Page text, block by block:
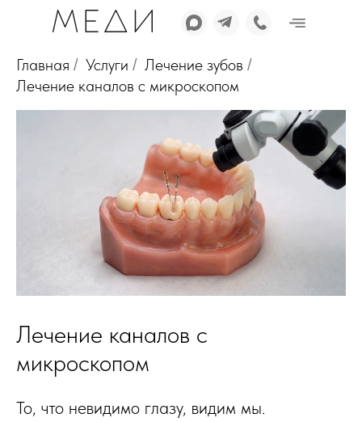
Главная / Услуги / Лечение зубов /
Лечение каналов с микроскопом
Лечение каналов с
микроскопом
То, что невидимо глазу, видим мы.